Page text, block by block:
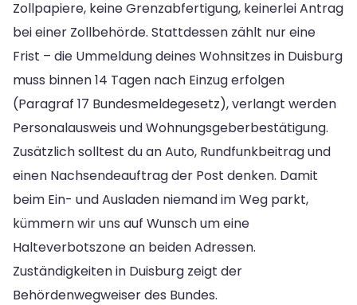
Zollpapiere, keine Grenzabfertigung, keinerlei Antrag
bei einer Zollbehörde. Stattdessen zählt nur eine
Frist – die Ummeldung deines Wohnsitzes in Duisburg
muss binnen 14 Tagen nach Einzug erfolgen
(Paragraf 17 Bundesmeldegesetz), verlangt werden
Personalausweis und Wohnungsgeberbestätigung.
Zusätzlich solltest du an Auto, Rundfunkbeitrag und
einen Nachsendeauftrag der Post denken. Damit
beim Ein- und Ausladen niemand im Weg parkt,
kümmern wir uns auf Wunsch um eine
Halteverbotszone an beiden Adressen.
Zuständigkeiten in Duisburg zeigt der
Behördenwegweiser des Bundes.